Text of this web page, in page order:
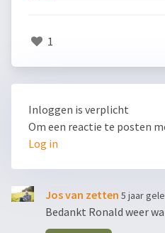
1
Inloggen is verplicht
Om een reactie te posten
Log in
Jos van zetten 5 jaar
Bedankt Ronald weer